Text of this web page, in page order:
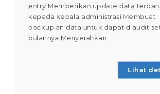
entry Memberikan update data
kepada kepala administrasi Membuat
backup an data untuk dapat diaudit
bulannya Menyerahkan
Lihat